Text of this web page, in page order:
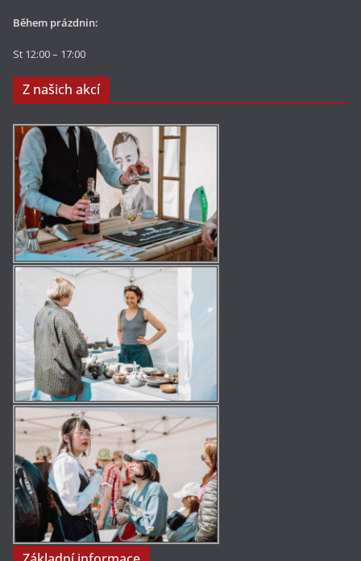
Během prázdnin:
St 12:00 – 17:00
Z našich akcí